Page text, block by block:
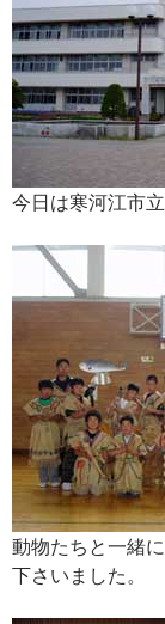
今日は寒河江市
動物たちと一緒
下さいました。